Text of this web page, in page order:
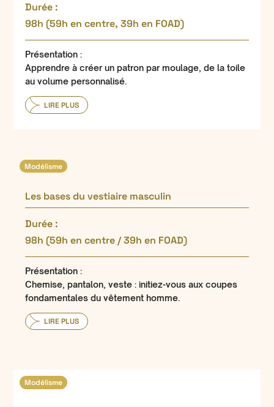
Durée :
98h (59h en centre, 39h en FOAD)
Présentation :
Apprendre à créer un patron par moulage, de la toile
au volume personnalisé.
LIRE PLUS
Les bases du vestiaire masculin
Durée :
98h (59h en centre / 39h en FOAD)
Présentation :
Chemise, pantalon, veste : initiez-vous aux coupes
fondamentales du vêtement homme.
LIRE PLUS
Modélisme
Modélisme